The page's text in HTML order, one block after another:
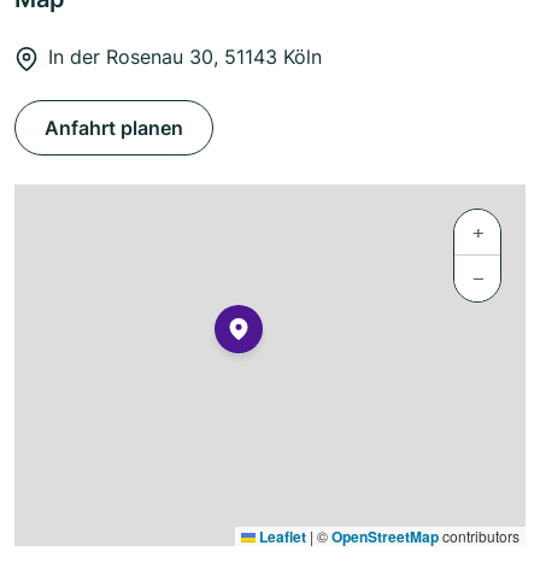
In der Rosenau 30, 51143 Köln
Anfahrt planen
+
−
Leaflet | ©OpenStreetMapcontributors